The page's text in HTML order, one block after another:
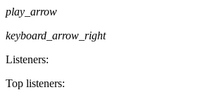
play_arrow
keyboard_arrow_right
Listeners:
Top listeners: